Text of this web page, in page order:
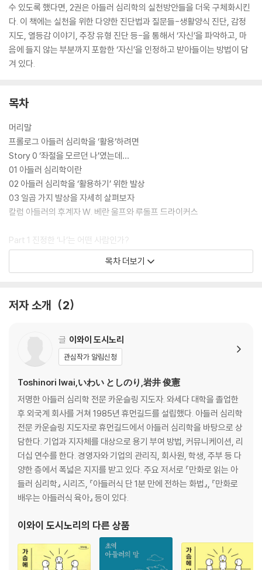
수 있도록 했다면, 2권은 아들러 심리학의 실천방안들을 더욱 구체화시킨
다. 이 책에는 실천을 위한 다양한 진단법과 질문들-생활양식 진단, 감정
지도, 열등감 이야기, 주장 유형 진단 등-을 통해서 ‘자신’을 파악하고, 마
음에 들지 않는 부분까지 포함한 ‘자신’을 인정하고 받아들이는 방법이 담
겨 있다.
목차
머리말
프롤로그 아들러 심리학을 ‘활용’하려면
Story 0 ‘좌절을 모르던 나’였는데…
01 아들러 심리학이란
02 아들러 심리학을 ‘활용하기’ 위한 발상
03 일곱 가지 발상을 자세히 살펴보자
칼럼 아들러의 후계자 W. 베란 울프와 루돌프 드라이커스
Part 1 진정한 ‘나’는 어떤 사람인가?
Story 1 다루기 힘든 부하직원의 정체는…
01 생활양식에 대해서 알아보자
04 생활양식의 복합적 유형
Part 2 싫어하는 자신의 모습과 마주하다
Story 2 억지 노력은 그만두겠어
01 당신의 감정을 점검하다
02 열등감의 근원
03 초조한 감정과 마주하다
04 불안이라는 감정
05 감정 제어방법
Part 3 왜 저 사람과 잘 지내지 못하는가
Story 3 그 불편함은 누구의 탓인가
01 당신의 주장성은?
02 주장성의 네 가지 유형
04 주장적인 자신을 손에 넣는다
06 인간관계의 갈등을 어떻게 해결할 것인가
목차 더보기
저자 소개 2
글 이와이 도시노리
관심작가 알림신청
Toshinori Iwai,いわい としのり,岩井 俊憲
저명한 아들러 심리학 전문 카운슬링 지도자. 와세다 대학을 졸업한
후 외국계 회사를 거쳐 1985년 휴먼길드를 설립했다. 아들러 심리학
전문 카운슬링 지도자로 휴먼길드에서 아들러 심리학을 바탕으로 상
담한다. 기업과 지자체를 대상으로 용기 부여 방법, 커뮤니케이션, 리
더십 연수를 한다. 경영자와 기업의 관리직, 회사원, 학생, 주부 등 다
양한 층에서 폭넓은 지지를 받고 있다. 주요 저서로 『만화로 읽는 아
들러 심리학』 시리즈, 『아들러식 단 1분 만에 전하는 화법』, 『만화로
배우는 아들러식 육아』 등이 있다.
이와이 도시노리 의 다른 상품